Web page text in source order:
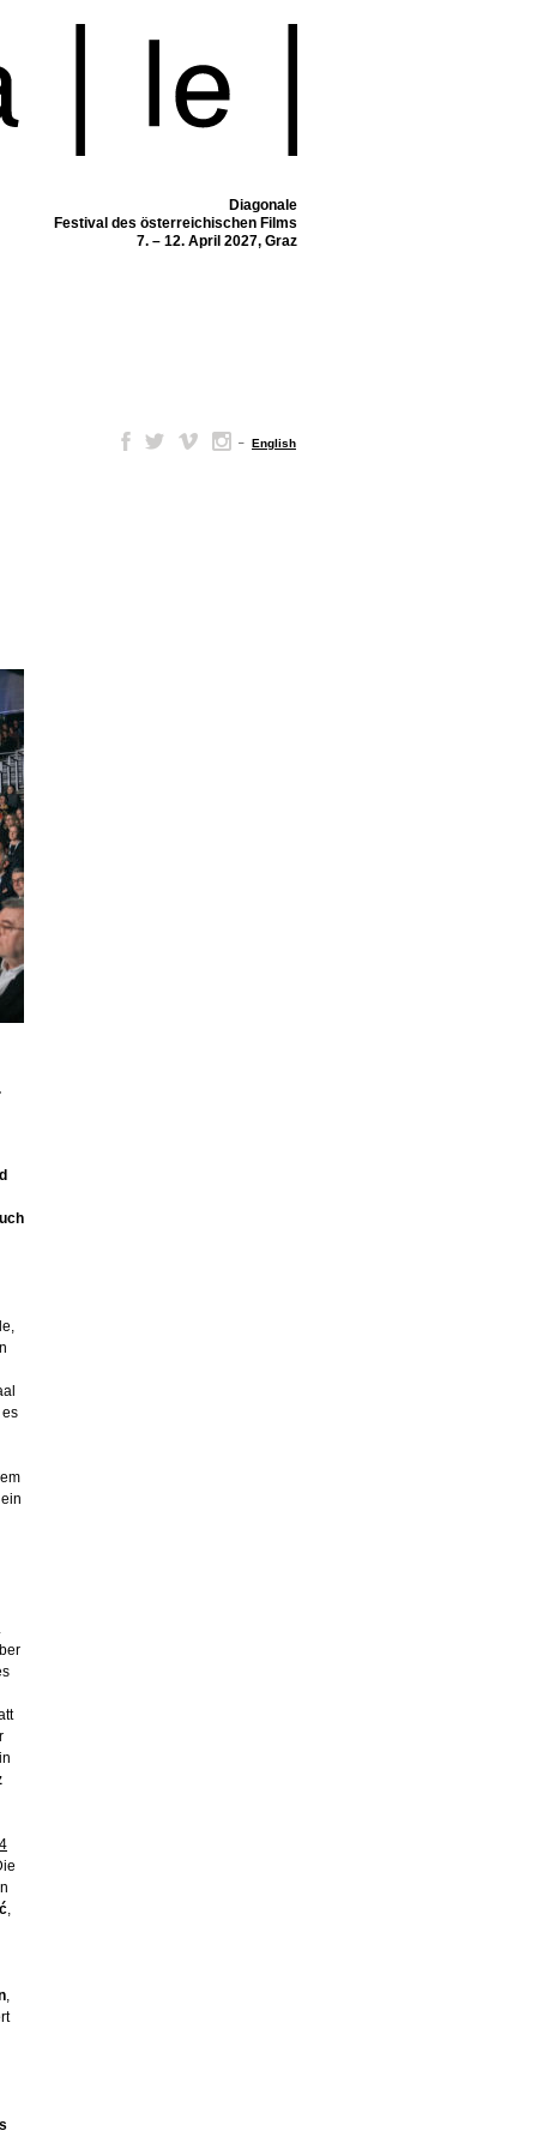
Diagonale
Festival des österreichischen Films
7. – 12. April 2027, Graz
– English
es
,
,